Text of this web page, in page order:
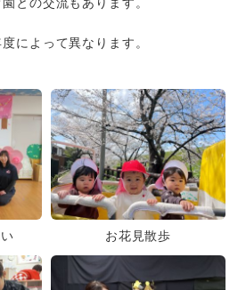
によって異なります。
お花見散歩